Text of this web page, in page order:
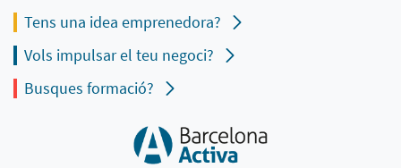
Tens una idea emprenedora?
Vols impulsar el teu negoci?
Busques formació?